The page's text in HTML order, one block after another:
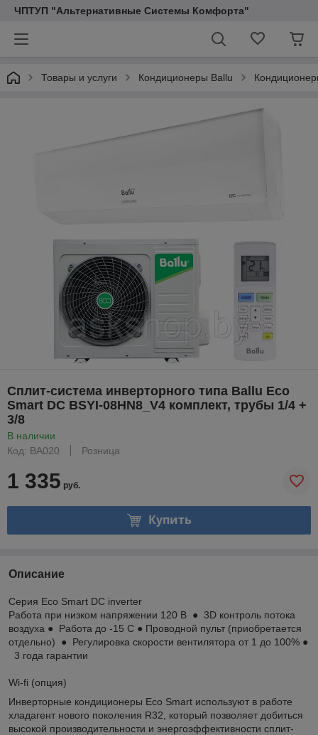
ЧПТУП "Альтернативные Системы Комфорта"
Товары и услуги Кондиционеры Ballu
Сплит-система инверторного типа Ballu Eco
Smart DC BSYI-08HN8_V4 комплект, трубы 1/4 +
3/8
В наличии
Код: BA020
Розница
1 335 руб.
Купить
Описание
Серия Eco Smart DC inverter
Работа при низком напряжении 120 В ● 3D контроль потока
воздуха ● Работа до -15 С ● Проводной пульт (приобретается
отдельно) ● Регулировка скорости вентилятора от 1 до 100% ●
3 года гарантии
Wi-fi (опция)
Инверторные кондиционеры Eco Smart используют в работе
хладагент нового поколения R32, который позволяет добиться
высокой производительности и энергоэффективности сплит-